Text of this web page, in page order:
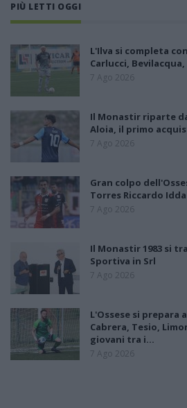
PIÙ LETTI OGGI
L'Ilva si completa
Carlucci,
7 Ago 2026
Il Monastir riparte
Aloia, il primo
7 Ago 2026
Gran colpo
Torres Riccardo Idda
7 Ago 2026
Il Monastir 1983 si
Sportiva in Srl
7 Ago 2026
L'Ossese si prepara
Cabrera, Tesio,
giovani tra i…
7 Ago 2026